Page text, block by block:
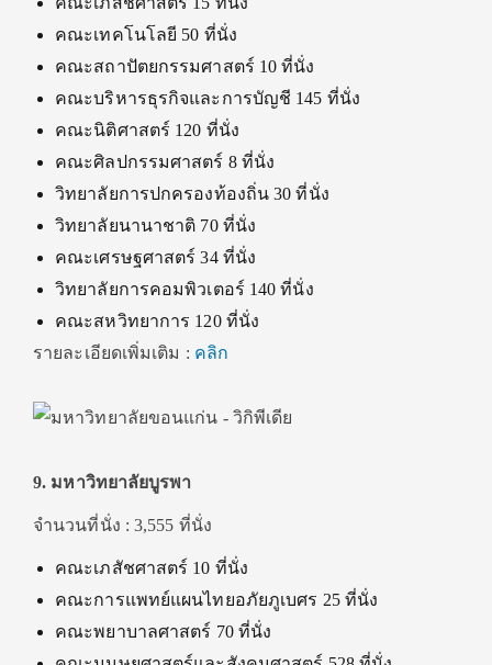
คณะเทคโนโลยี 50 ที่นั่ง
คณะสถาปัตยกรรมศาสตร์ 10 ที่นั่ง
คณะบริหารธุรกิจและการบัญชี 145 ที่นั่ง
คณะนิติศาสตร์ 120 ที่นั่ง
คณะศิลปกรรมศาสตร์ 8 ที่นั่ง
วิทยาลัยการปกครองท้องถิ่น 30 ที่นั่ง
วิทยาลัยนานาชาติ 70 ที่นั่ง
คณะเศรษฐศาสตร์ 34 ที่นั่ง
วิทยาลัยการคอมพิวเตอร์ 140 ที่นั่ง
คณะสหวิทยาการ 120 ที่นั่ง
รายละเอียดเพิ่มเติม : คลิก
9. มหาวิทยาลัยบูรพา
จำนวนที่นั่ง : 3,555 ที่นั่ง
คณะเภสัชศาสตร์ 10 ที่นั่ง
คณะการแพทย์แผนไทยอภัยภูเบศร 25 ที่นั่ง
คณะพยาบาลศาสตร์ 70 ที่นั่ง